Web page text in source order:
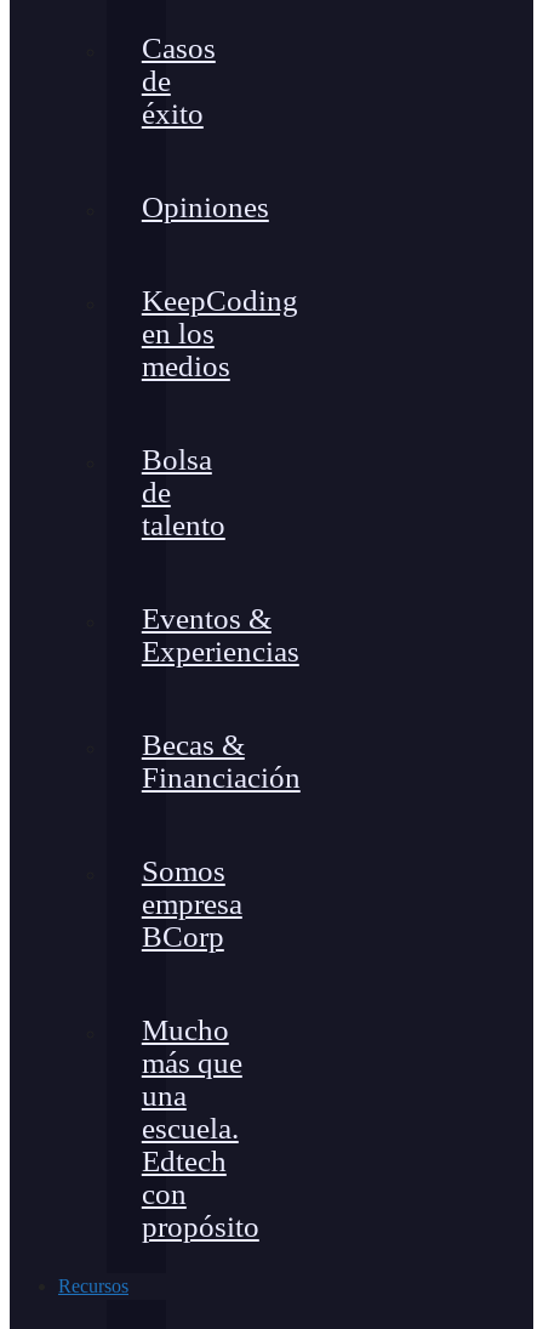
Casos
de
éxito
Opiniones
KeepCoding
en los
medios
Bolsa
de
talento
Eventos &
Experiencias
Becas &
Financiación
Somos
empresa
BCorp
Mucho
más que
una
escuela.
Edtech
con
propósito
Recursos